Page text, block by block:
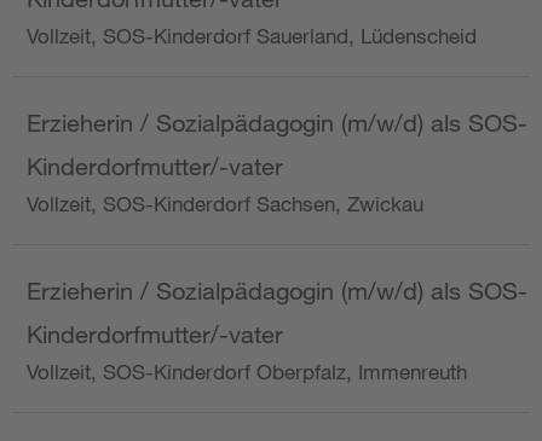
Vollzeit, SOS-Kinderdorf Sauerland, Lüdenscheid
Erzieherin / Sozialpädagogin (m/w/d) als SOS-
Kinderdorfmutter/-vater
Vollzeit, SOS-Kinderdorf Sachsen, Zwickau
Erzieherin / Sozialpädagogin (m/w/d) als SOS-
Kinderdorfmutter/-vater
Vollzeit, SOS-Kinderdorf Oberpfalz, Immenreuth